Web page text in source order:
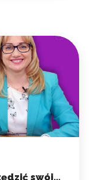
swój